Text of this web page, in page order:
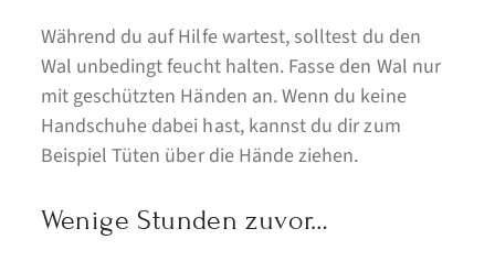
Während du auf Hilfe wartest, solltest du den
Wal unbedingt feucht halten. Fasse den Wal nur
mit geschützten Händen an. Wenn du keine
Handschuhe dabei hast, kannst du dir zum
Beispiel Tüten über die Hände ziehen.
Wenige Stunden zuvor…